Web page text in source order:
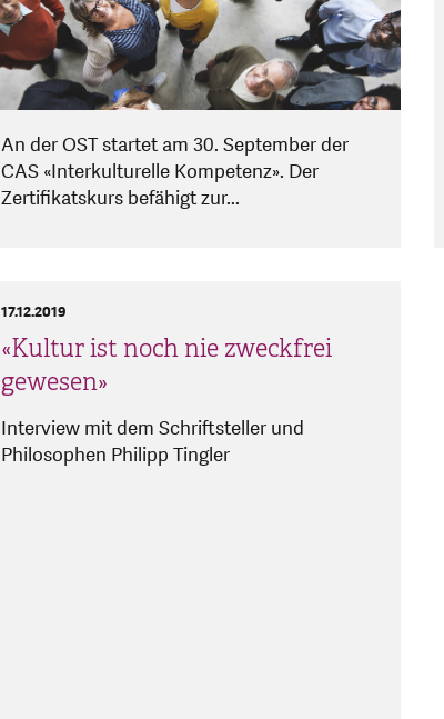
An der OST startet am 30. September der
CAS «Interkulturelle Kompetenz». Der
Zertifikatskurs befähigt zur...
«Kultur ist noch nie zweckfrei
gewesen»
17.12.2019
Interview mit dem Schriftsteller und
Philosophen Philipp Tingler